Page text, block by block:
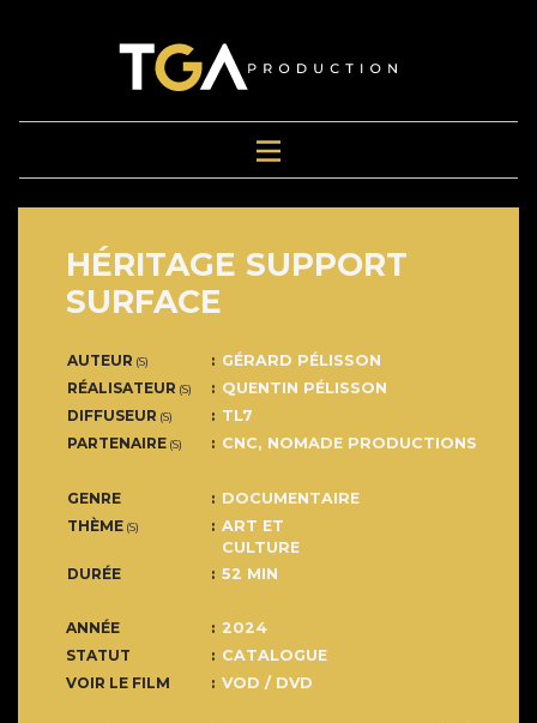
HÉRITAGE SUPPORT
SURFACE
AUTEUR (S)
GÉRARD PÉLISSON
RÉALISATEUR (S)
QUENTIN PÉLISSON
DIFFUSEUR (S)
TL7
PARTENAIRE (S) CNC, NOMADE PRODUCTIONS
GENRE
DOCUMENTAIRE
THÈME (S)
ART ET
CULTURE
DURÉE
52 MIN
ANNÉE
2024
STATUT
CATALOGUE
VOIR LE FILM
VOD / DVD